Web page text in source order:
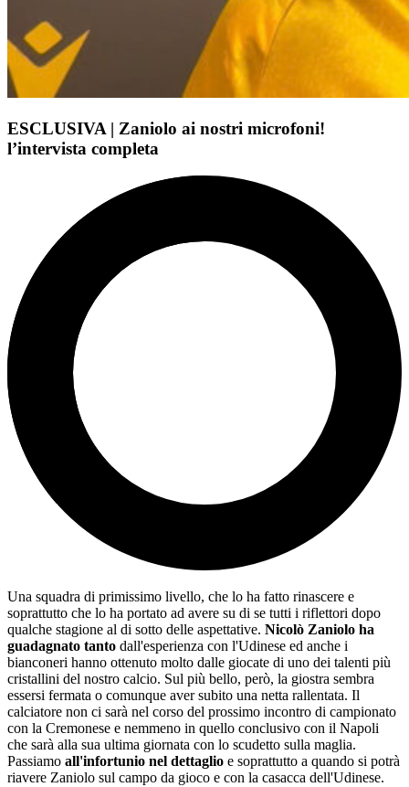
ESCLUSIVA | Zaniolo ai nostri microfoni!
l’intervista completa
Una squadra di primissimo livello, che lo ha fatto rinascere e
soprattutto che lo ha portato ad avere su di se tutti i riflettori dopo
qualche stagione al di sotto delle aspettative. Nicolò Zaniolo ha
guadagnato tanto dall'esperienza con l'Udinese ed anche i
bianconeri hanno ottenuto molto dalle giocate di uno dei talenti più
cristallini del nostro calcio. Sul più bello, però, la giostra sembra
essersi fermata o comunque aver subito una netta rallentata. Il
calciatore non ci sarà nel corso del prossimo incontro di campionato
con la Cremonese e nemmeno in quello conclusivo con il Napoli
che sarà alla sua ultima giornata con lo scudetto sulla maglia.
Passiamo all'infortunio nel dettaglio e soprattutto a quando si potrà
riavere Zaniolo sul campo da gioco e con la casacca dell'Udinese.